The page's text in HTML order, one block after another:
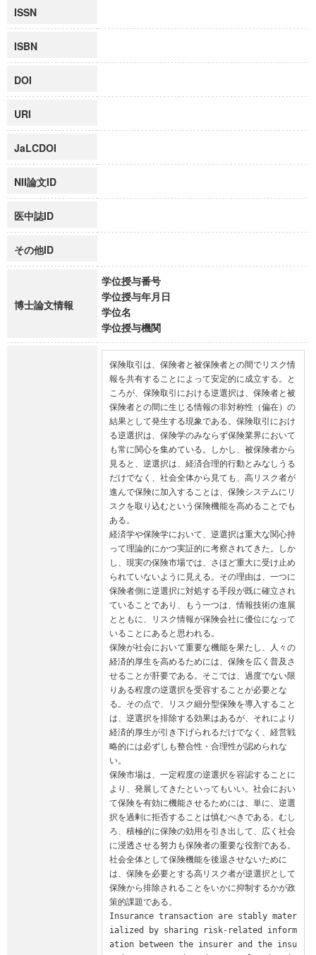
ISSN
ISBN
DOI
URI
JaLCDOI
NII論文ID
医中誌ID
その他ID
博士論文情報
学位授与番号
学位授与年月日
学位名
学位授与機関
保険取引は、保険者と被保険者との間でリスク情
報を共有することによって安定的に成立する。と
ころが、保険取引における逆選択は、保険者と被
保険者との間に生じる情報の非対称性（偏在）の
結果として発生する現象である。保険取引におけ
る逆選択は、保険学のみならず保険業界において
も常に関心を集めている。しかし、被保険者から
見ると、逆選択は、経済合理的行動とみなしうる
だけでなく、社会全体から見ても、高リスク者が
進んで保険に加入することは、保険システムにリ
スクを取り込むという保険機能を高めることでも
ある。
経済学や保険学において、逆選択は重大な関心持
って理論的にかつ実証的に考察されてきた。しか
し、現実の保険市場では、さほど重大に受け止め
られていないように見える。その理由は、一つに
保険者側に逆選択に対処する手段が既に確立され
ていることであり、もう一つは、情報技術の進展
とともに、リスク情報が保険会社に優位になって
いることにあると思われる。
保険が社会において重要な機能を果たし、人々の
経済的厚生を高めるためには、保険を広く普及さ
せることが肝要である。そこでは、過度でない限
りある程度の逆選択を受容することが必要とな
る。その点で、リスク細分型保険を導入すること
は、逆選択を排除する効果はあるが、それにより
経済的厚生が引き下げられるだけでなく、経営戦
略的には必ずしも整合性・合理性が認められな
い。
保険市場は、一定程度の逆選択を容認することに
より、発展してきたといってもいい。社会におい
て保険を有効に機能させるためには、単に、逆選
択を過剰に拒否することは慎むべきである。むし
ろ、積極的に保険の効用を引き出して、広く社会
に浸透させる努力も保険者の重要な役割である。
社会全体として保険機能を後退させないために
は、保険を必要とする高リスク者が逆選択として
保険から排除されることをいかに抑制するかが政
策的課題である。
Insurance transaction are stably mater
ialized by sharing risk-related inform
ation between the insurer and the insu